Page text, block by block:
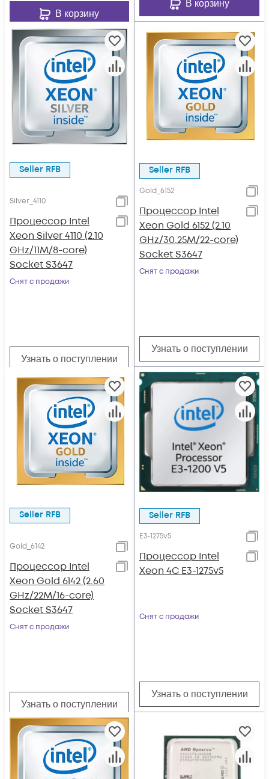
В корзину
В корзину
Seller RFB
Silver_4110
Процессор Intel
Xeon Silver 4110 (2.10
GHz/11M/8-core)
Socket S3647
Снят с продажи
Узнать о поступлении
Seller RFB
Gold_6152
Процессор Intel
Xeon Gold 6152 (2.10
GHz/30,25M/22-core)
Socket S3647
Снят с продажи
Узнать о поступлении
Seller RFB
Gold_6142
Процессор Intel
Xeon Gold 6142 (2.60
GHz/22M/16-core)
Socket S3647
Снят с продажи
Узнать о поступлении
Seller RFB
E3-1275v5
Процессор Intel
Xeon 4C E3-1275v5
Снят с продажи
Узнать о поступлении